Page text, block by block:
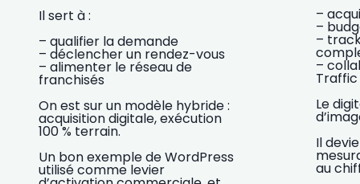
Il sert à :
– qualifier la demande
– déclencher un rendez-vous
– alimenter le réseau de
franchisés
On est sur un modèle hybride :
acquisition digitale, exécution
100 % terrain.
Un bon exemple de WordPress
utilisé comme levier
–
–
–
–
Le
Il
au